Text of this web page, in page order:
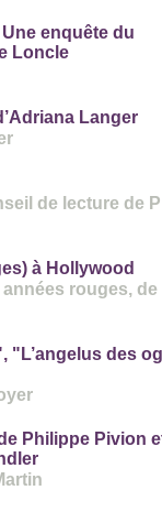
enquête du
Loncle
Langer
de lecture de
à Hollywood
rouges,
"L’angelus des
Philippe Pivion